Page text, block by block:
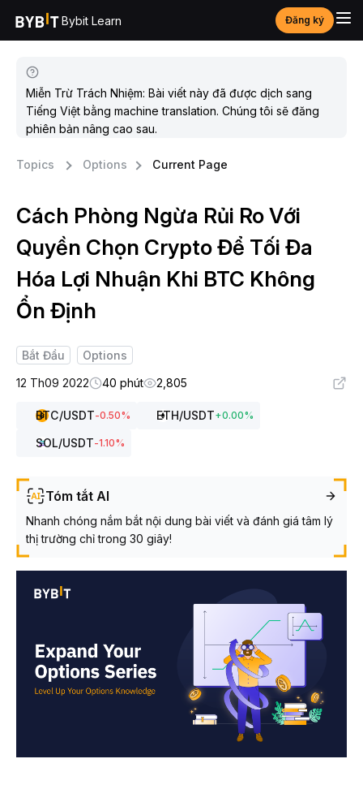
Bybit Learn Đăng ký
Miễn Trừ Trách Nhiệm: Bài viết này đã được dịch sang
Tiếng Việt bằng machine translation. Chúng tôi sẽ đăng
phiên bản nâng cao sau.
Topics Options Current Page
Cách Phòng Ngừa Rủi Ro Với
Quyền Chọn Crypto Để Tối Đa
Hóa Lợi Nhuận Khi BTC Không
Ổn Định
Bắt Đầu
Options
12 Th09 2022
40 phút 2,805
BTC/USDT-0.50% ETH/USDT+0.00%
SOL/USDT-1.10%
Tóm tắt AI
Nhanh chóng nắm bắt nội dung bài viết và đánh giá tâm lý
thị trường chỉ trong 30 giây!